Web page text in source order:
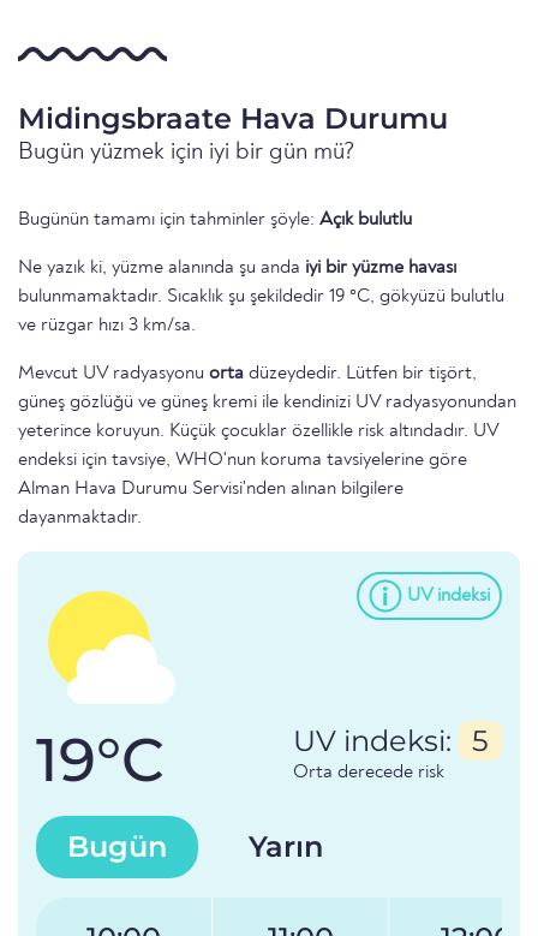
Midingsbraate Hava Durumu
Bugün yüzmek için iyi bir gün mü?
Bugünün tamamı için tahminler şöyle: Açık bulutlu
Ne yazık ki, yüzme alanında şu anda iyi bir yüzme havası
bulunmamaktadır. Sıcaklık şu şekildedir 19 °C, gökyüzü bulutlu
ve rüzgar hızı 3 km/sa.
Mevcut UV radyasyonu orta düzeydedir. Lütfen bir tişört,
güneş gözlüğü ve güneş kremi ile kendinizi UV radyasyonundan
yeterince koruyun. Küçük çocuklar özellikle risk altındadır. UV
endeksi için tavsiye, WHO'nun koruma tavsiyelerine göre
Alman Hava Durumu Servisi'nden alınan bilgilere
dayanmaktadır.
UV indeksi
19°C UV indeksi: 5
Orta derecede risk
Bugün Yarın